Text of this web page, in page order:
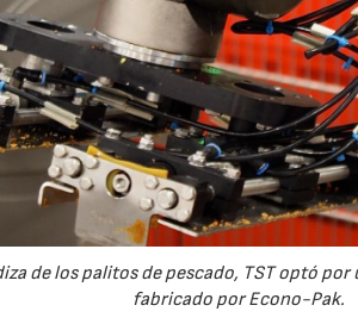
de los palitos de pescado, TST optó
fabricado por Econo-Pak.